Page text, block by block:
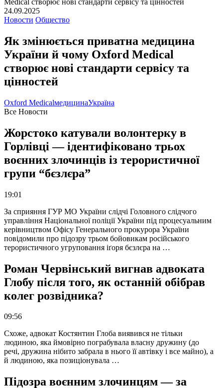
24.09.2025
Новости Общество
Як змінюється приватна медицина
України й чому Oxford Medical
створює нові стандарти сервісу та
цінностей
Oxford MedicalмедицинаУкраїна
Все Новости
Жорстоко катували волонтерку в
Горлівці — ідентифіковано трьох
воєнних злочинців із терористичної
групи “бєзлєра”
19:01
За сприяння ГУР МО України слідчі Головного слідчого
управління Національної поліції України під процесуальним
керівництвом Офісу Генерального прокурора України
повідомили про підозру трьом бойовикам російського
терористичного угруповання іґоря бєзлєра на …
Роман Червінський вигнав адвоката
Глобу після того, як останній обібрав
колег розвідника?
09:56
Схоже, адвокат Костянтин Глоба виявився не тільки
людиною, яка ймовірно пограбувала власну дружину (до
речі, дружина нібито забрала в нього її автівку і все майно), а
й людиною, яка позиціонувала …
Підозра воєнним злочинцям — за